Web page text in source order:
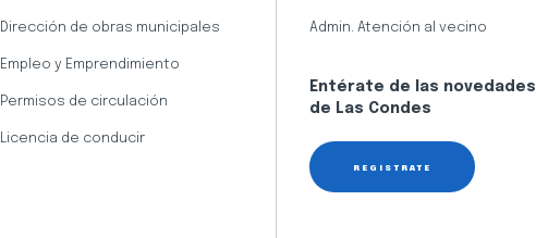
Dirección de obras municipales
Empleo y Emprendimiento
Permisos de circulación
Licencia de conducir
Admin. Atención al vecino
Entérate de las novedades
de Las Condes
REGÍSTRATE